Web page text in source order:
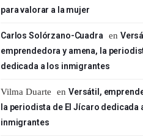
para valorar a la mujer
Carlos Solórzano-Cuadra en
emprendedora y amena, la
dedicada a los inmigrantes
Vilma Duarte en Versátil,
la periodista de El Jícaro dedicada
inmigrantes